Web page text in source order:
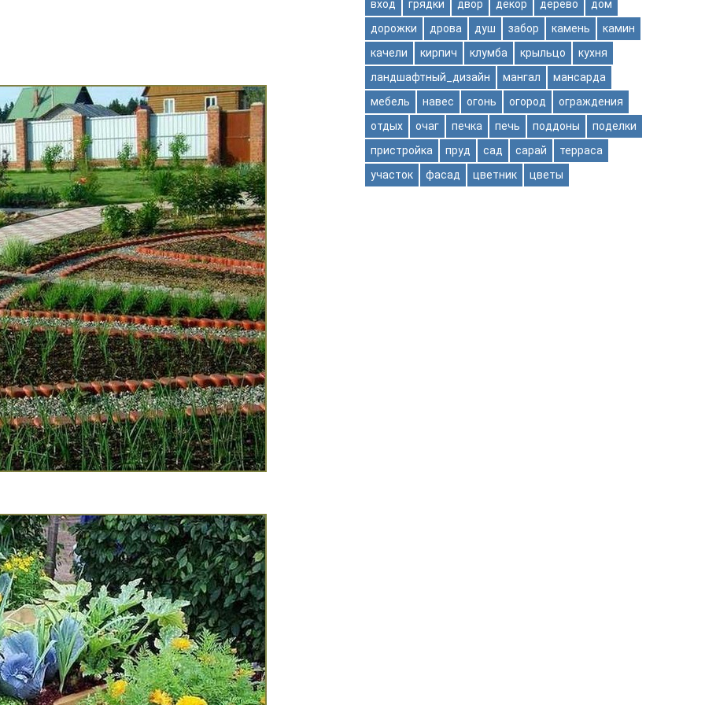
вход грядки двор декор дерево
дом
дорожки
дрова душ забор камень
камин
качели
кирпич клумба крыльцо
кухня
ландшафтный_дизайн
мангал
мансарда
мебель
навес огонь огород
ограждения
отдых
очаг печка печь поддоны
поделки
пристройка
пруд сад сарай
терраса
участок
фасад цветник цветы